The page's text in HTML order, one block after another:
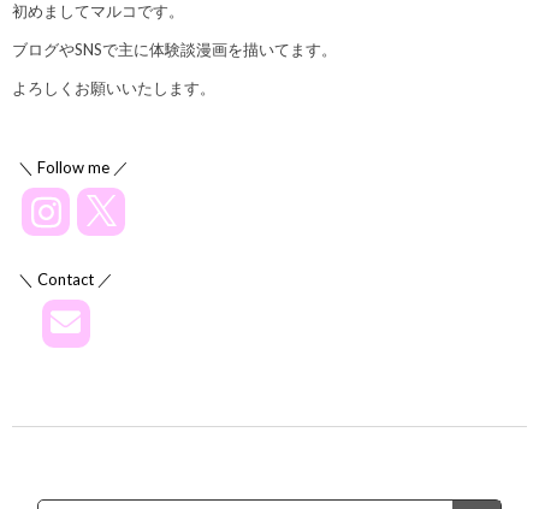
初めましてマルコです。
ブログやSNSで主に体験談漫画を描いてます。
よろしくお願いいたします。
＼ Follow me ／
＼ Contact ／